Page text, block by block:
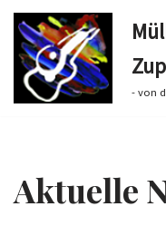
Zum
Inhalt
springen
- von
Aktuelle